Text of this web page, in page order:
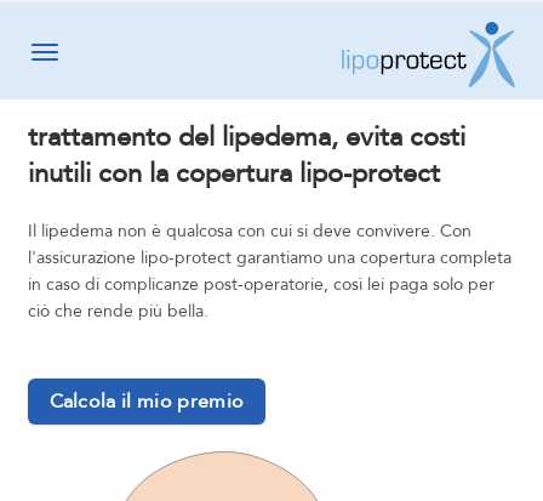
Toggle navigation
trattamento del lipedema, evita costi
inutili con la copertura lipo-protect
Il lipedema non è qualcosa con cui si deve convivere. Con
l'assicurazione lipo-protect garantiamo una copertura completa
in caso di complicanze post-operatorie, così lei paga solo per
ciò che rende più bella.
Calcola il mio premio